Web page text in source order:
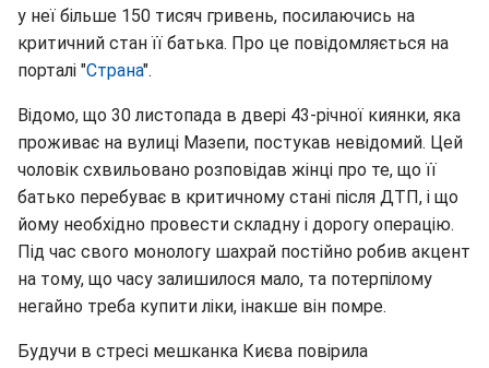
у неї більше 150 тисяч гривень, посилаючись на
критичний стан її батька. Про це повідомляється на
порталі "Страна".
Відомо, що 30 листопада в двері 43-річної киянки, яка
проживає на вулиці Мазепи, постукав невідомий. Цей
чоловік схвильовано розповідав жінці про те, що її
батько перебуває в критичному стані після ДТП, і що
йому необхідно провести складну і дорогу операцію.
Під час свого монологу шахрай постійно робив акцент
на тому, що часу залишилося мало, та потерпілому
негайно треба купити ліки, інакше він помре.
Будучи в стресі мешканка Києва повірила